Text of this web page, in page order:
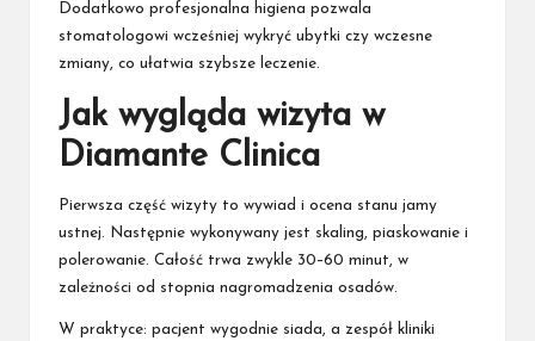
Dodatkowo profesjonalna higiena pozwala
stomatologowi wcześniej wykryć ubytki czy wczesne
zmiany, co ułatwia szybsze leczenie.
Jak wygląda wizyta w
Diamante Clinica
Pierwsza część wizyty to wywiad i ocena stanu jamy
ustnej. Następnie wykonywany jest skaling, piaskowanie i
polerowanie. Całość trwa zwykle 30–60 minut, w
zależności od stopnia nagromadzenia osadów.
W praktyce: pacjent wygodnie siada, a zespół kliniki